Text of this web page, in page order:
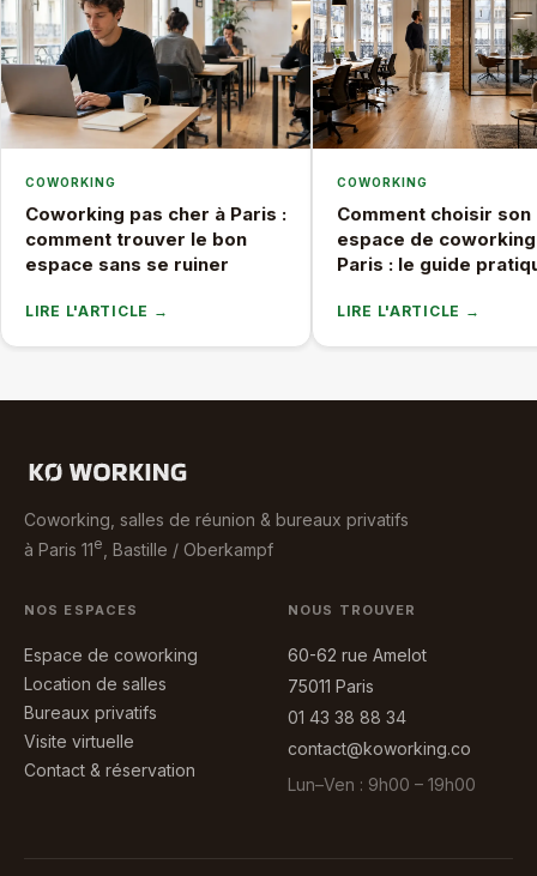
COWORKING
Coworking pas cher à Paris :
comment trouver le bon
espace sans se ruiner
LIRE L'ARTICLE →
COWORKING
Comment choisir son
espace de
Paris : le guide
LIRE L'ARTICLE →
Coworking, salles de réunion & bureaux privatifs
à Paris 11e , Bastille / Oberkampf
NOS ESPACES
Espace de coworking
Location de salles
Bureaux privatifs
Visite virtuelle
Contact & réservation
NOUS TROUVER
60-62 rue Amelot
75011 Paris
01 43 38 88 34
contact@koworking.co
Lun–Ven : 9h00 – 19h00